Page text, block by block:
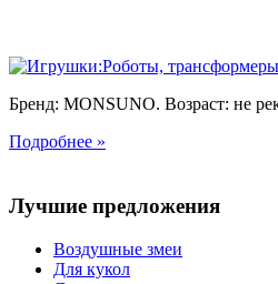
Бренд: MONSUNO. Возраст: не
Подробнее »
Лучшие предложения
Воздушные змеи
Для кукол